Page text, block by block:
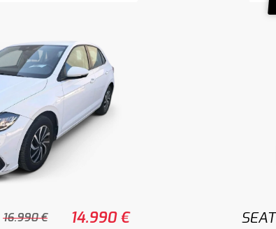
16.990 € 14.990 €